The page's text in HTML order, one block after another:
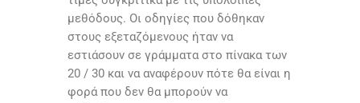
μεθόδους. Οι οδηγίες που δόθηκαν
στους εξεταζόμενους ήταν να
εστιάσουν σε γράμματα στο πίνακα των
20 / 30 και να αναφέρουν πότε θα είναι η
φορά που δεν θα μπορούν να